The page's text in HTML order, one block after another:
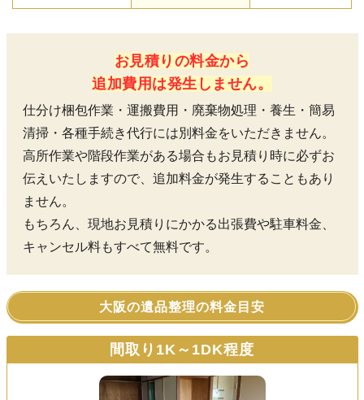
お見積りの料金から
追加費用は発生しません。
仕分け梱包作業・運搬費用・廃棄物処理・養生・簡易
清掃・各種手続き代行には別料金をいただきません。
高所作業や階段作業がある場合もお見積り時に必ずお
伝えいたしますので、追加料金が発生することもあり
ません。
もちろん、現地お見積りにかかる出張費や駐車料金、
キャンセル料もすべて無料です。
大阪の遺品整理の料金目安
間取り1K～1DK程度